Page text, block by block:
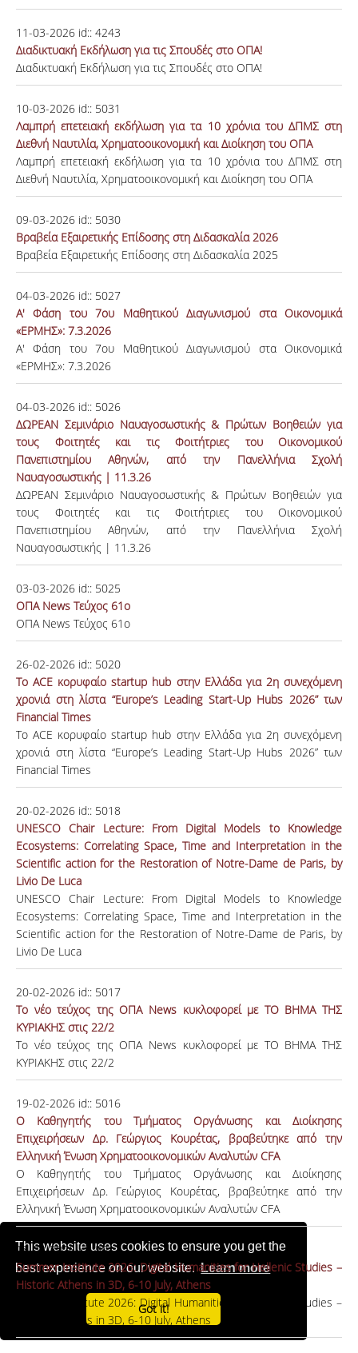
This website uses cookies to ensure you get the
best experience on our website.Learn more
Got it!
11-03-2026 id:: 4243
Διαδικτυακή Εκδήλωση για τις Σπουδές στο ΟΠΑ!
Διαδικτυακή Εκδήλωση για τις Σπουδές στο ΟΠΑ!
10-03-2026 id:: 5031
Λαμπρή επετειακή εκδήλωση για τα 10 χρόνια του ΔΠΜΣ στη
Διεθνή Ναυτιλία, Χρηματοοικονομική και Διοίκηση του ΟΠΑ
Λαμπρή επετειακή εκδήλωση για τα 10 χρόνια του ΔΠΜΣ στη
Διεθνή Ναυτιλία, Χρηματοοικονομική και Διοίκηση του ΟΠΑ
09-03-2026 id:: 5030
Βραβεία Εξαιρετικής Επίδοσης στη Διδασκαλία 2026
Βραβεία Εξαιρετικής Επίδοσης στη Διδασκαλία 2025
04-03-2026 id:: 5027
Α' Φάση του 7ου Μαθητικού Διαγωνισμού στα Οικονομικά
«ΕΡΜΗΣ»: 7.3.2026
Α' Φάση του 7ου Μαθητικού Διαγωνισμού στα Οικονομικά
«ΕΡΜΗΣ»: 7.3.2026
04-03-2026 id:: 5026
ΔΩΡΕΑΝ Σεμινάριο Ναυαγοσωστικής & Πρώτων Βοηθειών για
τους Φοιτητές και τις Φοιτήτριες του Οικονομικού
Πανεπιστημίου Αθηνών, από την Πανελλήνια Σχολή
Ναυαγοσωστικής | 11.3.26
ΔΩΡΕΑΝ Σεμινάριο Ναυαγοσωστικής & Πρώτων Βοηθειών για
τους Φοιτητές και τις Φοιτήτριες του Οικονομικού
Πανεπιστημίου Αθηνών, από την Πανελλήνια Σχολή
Ναυαγοσωστικής | 11.3.26
03-03-2026 id:: 5025
ΟΠΑ News Τεύχος 61ο
ΟΠΑ News Τεύχος 61ο
26-02-2026 id:: 5020
Το ACE κορυφαίο startup hub στην Ελλάδα για 2η συνεχόμενη
χρονιά στη λίστα “Europe’s Leading Start-Up Hubs 2026” των
Financial Times
Το ACE κορυφαίο startup hub στην Ελλάδα για 2η συνεχόμενη
χρονιά στη λίστα “Europe’s Leading Start-Up Hubs 2026” των
Financial Times
20-02-2026 id:: 5018
UNESCO Chair Lecture: From Digital Models to Knowledge
Ecosystems: Correlating Space, Time and Interpretation in the
Scientific action for the Restoration of Notre-Dame de Paris, by
Livio De Luca
UNESCO Chair Lecture: From Digital Models to Knowledge
Ecosystems: Correlating Space, Time and Interpretation in the
Scientific action for the Restoration of Notre-Dame de Paris, by
Livio De Luca
20-02-2026 id:: 5017
Το νέο τεύχος της ΟΠΑ News κυκλοφορεί με ΤΟ ΒΗΜΑ ΤΗΣ
ΚΥΡΙΑΚΗΣ στις 22/2
Το νέο τεύχος της ΟΠΑ News κυκλοφορεί με ΤΟ ΒΗΜΑ ΤΗΣ
ΚΥΡΙΑΚΗΣ στις 22/2
19-02-2026 id:: 5016
Ο Καθηγητής του Τμήματος Οργάνωσης και Διοίκησης
Επιχειρήσεων Δρ. Γεώργιος Κουρέτας, βραβεύτηκε από την
Ελληνική Ένωση Χρηματοοικονομικών Αναλυτών CFA
Ο Καθηγητής του Τμήματος Οργάνωσης και Διοίκησης
Επιχειρήσεων Δρ. Γεώργιος Κουρέτας, βραβεύτηκε από την
Ελληνική Ένωση Χρηματοοικονομικών Αναλυτών CFA
18-02-2026 id::5012
Summer Institute 2026: Digital Humanities for Hellenic Studies –
Historic Athens in 3D, 6-10 July, Athens
Summer Institute 2026: Digital Humanities for Hellenic Studies –
Historic Athens in 3D, 6-10 July, Athens